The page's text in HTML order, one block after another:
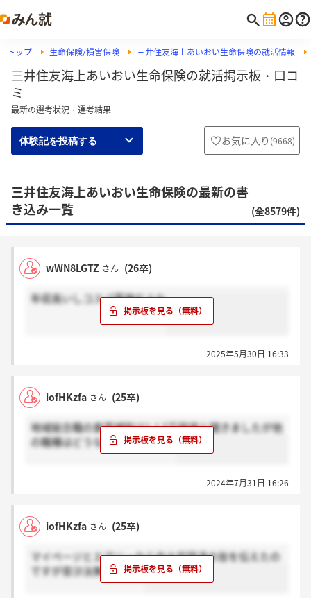
トップ 生命保険/損害保険 三井住友海上あいおい生命保険の就活情報
三井住友海上あいおい生命保険の就活掲示板・口コ
ミ
最新の選考状況・選考結果
体験記を投稿する お気に入り (9668)
三井住友海上あいおい生命保険の最新の書
き込み一覧
(全8579件)
wWN8LGTZ さん (26卒)
年収高いしコスパ最強だよな
2025年5月30日 16:33
iofHKzfa さん (25卒)
地域総合職の家賃補助は1-1.5万程度と聞きましたが他
の職種はどうなんでしょうか。
2024年7月31日 16:26
iofHKzfa さん (25卒)
マイページとエアリーから内々定辞退の旨を伝えたの
ですが音沙汰無しです、